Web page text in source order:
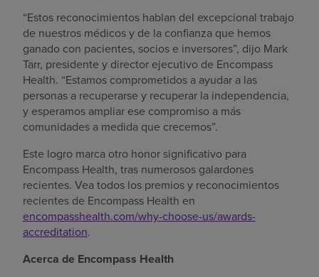
“Estos reconocimientos hablan del excepcional trabajo
de nuestros médicos y de la confianza que hemos
ganado con pacientes, socios e inversores”, dijo Mark
Tarr, presidente y director ejecutivo de Encompass
Health. “Estamos comprometidos a ayudar a las
personas a recuperarse y recuperar la independencia,
y esperamos ampliar ese compromiso a más
comunidades a medida que crecemos”.
Este logro marca otro honor significativo para
Encompass Health, tras numerosos galardones
recientes. Vea todos los premios y reconocimientos
recientes de Encompass Health en
encompasshealth.com/why-choose-us/awards-
accreditation.
Acerca de Encompass Health